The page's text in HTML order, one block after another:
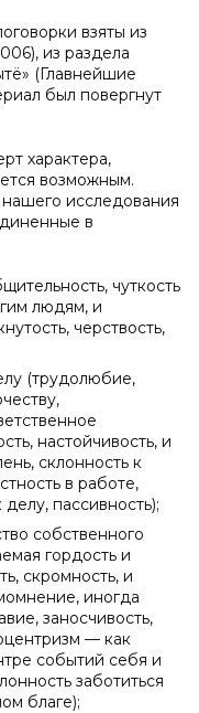
взяты из
из раздела
(Главнейшие
был повергнут
характера,
возможным.
исследования
в
чуткость
людям, и
черствость,
(трудолюбие,
настойчивость, и
склонность к
в работе,
пассивность);
собственного
гордость и
скромность, и
иногда
заносчивость,
— как
событий себя и
заботиться
благе);